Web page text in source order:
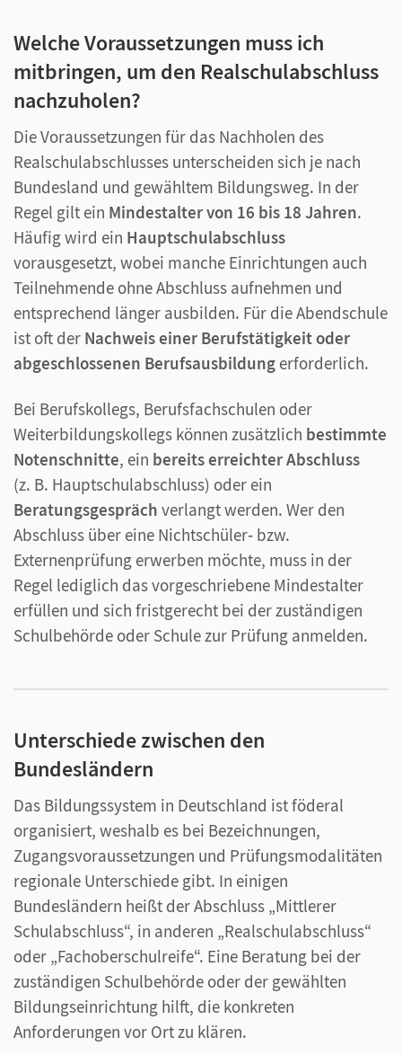
Welche Voraussetzungen muss ich
mitbringen, um den Realschulabschluss
nachzuholen?
Die Voraussetzungen für das Nachholen des
Realschulabschlusses unterscheiden sich je nach
Bundesland und gewähltem Bildungsweg. In der
Regel gilt ein Mindestalter von 16 bis 18 Jahren.
Häufig wird ein Hauptschulabschluss
vorausgesetzt, wobei manche Einrichtungen auch
Teilnehmende ohne Abschluss aufnehmen und
entsprechend länger ausbilden. Für die Abendschule
ist oft der Nachweis einer Berufstätigkeit oder
abgeschlossenen Berufsausbildung erforderlich.
Bei Berufskollegs, Berufsfachschulen oder
Weiterbildungskollegs können zusätzlich bestimmte
Notenschnitte, ein bereits erreichter Abschluss
(z. B. Hauptschulabschluss) oder ein
Beratungsgespräch verlangt werden. Wer den
Abschluss über eine Nichtschüler‑ bzw.
Externenprüfung erwerben möchte, muss in der
Regel lediglich das vorgeschriebene Mindestalter
erfüllen und sich fristgerecht bei der zuständigen
Schulbehörde oder Schule zur Prüfung anmelden.
Unterschiede zwischen den
Bundesländern
Das Bildungssystem in Deutschland ist föderal
organisiert, weshalb es bei Bezeichnungen,
Zugangsvoraussetzungen und Prüfungsmodalitäten
regionale Unterschiede gibt. In einigen
Bundesländern heißt der Abschluss „Mittlerer
Schulabschluss“, in anderen „Realschulabschluss“
oder „Fachoberschulreife“. Eine Beratung bei der
zuständigen Schulbehörde oder der gewählten
Bildungseinrichtung hilft, die konkreten
Anforderungen vor Ort zu klären.